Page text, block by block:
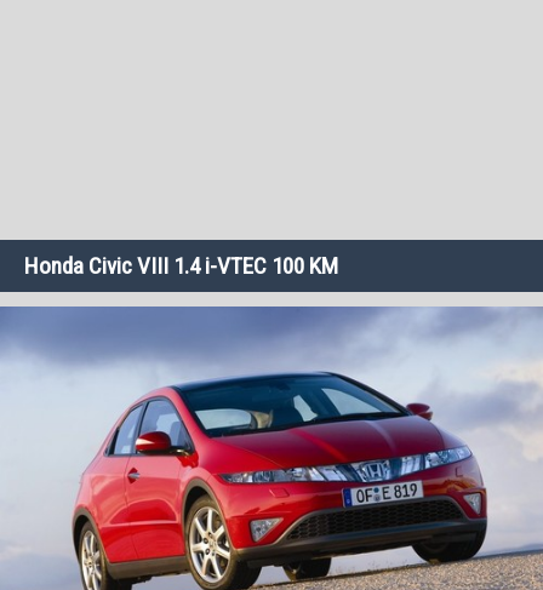
Honda Civic VIII 1.4 i-VTEC 100 KM